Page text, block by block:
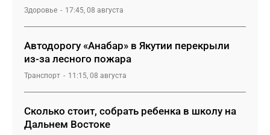
Здоровье 17:45, 08 августа
Автодорогу «Анабар» в Якутии перекрыли
из-за лесного пожара
Транспорт 11:15, 08 августа
Сколько стоит, собрать ребенка в школу на
Дальнем Востоке